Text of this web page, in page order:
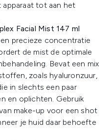
tot aan het
Facial Mist 147 ml
precieze concentratie
de mist de optimale
Bevat een mix
zoals hyaluronzuur,
in slechts een paar
en oplichten. Gebruik
make-up voor een shot
je huid daar behoefte